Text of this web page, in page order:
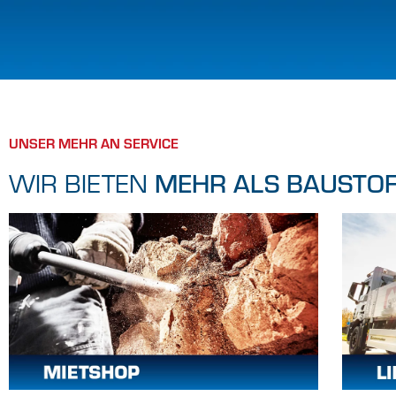
UNSER MEHR AN SERVICE
WIR BIETEN MEHR ALS